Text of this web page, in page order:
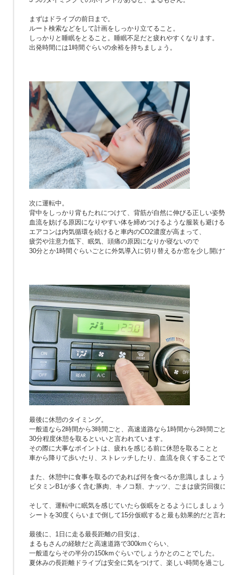
まずはドライブの前日まで。
ルート検索などをして計画をしっかり立てること。
しっかりと睡眠をとること。睡眠不足だと疲れやすくなります。
出発時間には1時間ぐらいの余裕を持ちましょう。
次に運転中。
背中をしっかり背もたれにつけて、背筋が自然に伸びる正しい姿
血流を妨げる原因になりやすい体を締めつけるような服装も避け
エアコンは内気循環を続けると車内のCO2濃度が高まって、
疲労や注意力低下、眠気、頭痛の原因になりか寝ないので
30分とか1時間ぐらいごとに外気導入に切り替えるか窓を少し開け
最後に休憩のタイミング。
一般道なら2時間から3時間ごと、高速道路なら1時間から2時間ご
30分程度休憩を取るといいと言われています。
その際に大事なポイントは、疲れを感じる前に休憩を取ることと
車から降りて歩いたり、ストレッチしたり、血流を良くすること
また、休憩中に食事を取るのであれば何を食べるか意識しましょ
ビタミンB1が多く含む豚肉、キノコ類、ナッツ、ごまは疲労回復
そして、運転中に眠気を感じていたら仮眠をとるようにしましょ
シートを30度くらいまで倒して15分仮眠すると最も効果的だと言
最後に、1日に走る最長距離の目安は、
まるもさんの経験だと高速道路で300kmぐらい、
一般道ならその半分の150kmぐらいでしょうかとのことでした。
夏休みの長距離ドライブは安全に気をつけて、楽しい時間を過ご